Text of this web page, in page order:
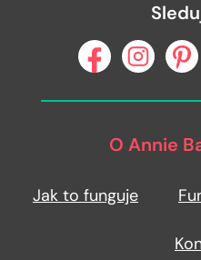
O Annie
Jak to funguje